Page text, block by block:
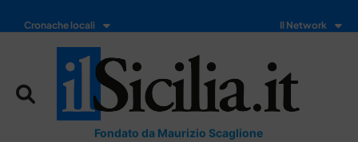
Cronache locali Il Network
Fondato da Maurizio Scaglione